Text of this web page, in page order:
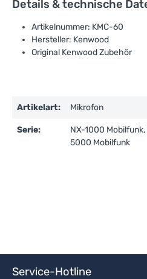
Details & technische
Artikelnummer: KMC-60
Hersteller: Kenwood
Original Kenwood Zubehör
Artikelart: Mikrofon
Serie:
NX-1000
5000 Mobilfunk
Service-Hotline